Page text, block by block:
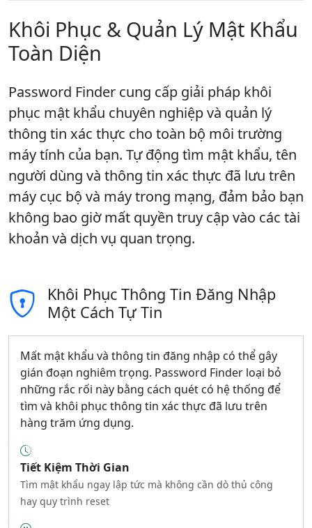
Khôi Phục & Quản Lý Mật Khẩu
Toàn Diện
Password Finder cung cấp giải pháp khôi
phục mật khẩu chuyên nghiệp và quản lý
thông tin xác thực cho toàn bộ môi trường
máy tính của bạn. Tự động tìm mật khẩu, tên
người dùng và thông tin xác thực đã lưu trên
máy cục bộ và máy trong mạng, đảm bảo bạn
không bao giờ mất quyền truy cập vào các tài
khoản và dịch vụ quan trọng.
Khôi Phục Thông Tin Đăng Nhập
Một Cách Tự Tin
Mất mật khẩu và thông tin đăng nhập có thể gây
gián đoạn nghiêm trọng. Password Finder loại bỏ
những rắc rối này bằng cách quét có hệ thống để
tìm và khôi phục thông tin xác thực đã lưu trên
hàng trăm ứng dụng.
Tiết Kiệm Thời Gian
Tìm mật khẩu ngay lập tức mà không cần dò thủ công
hay quy trình reset